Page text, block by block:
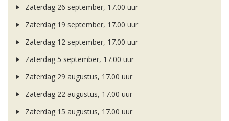
Zaterdag 26 september, 17.00 uur
Zaterdag 19 september, 17.00 uur
Zaterdag 12 september, 17.00 uur
Zaterdag 5 september, 17.00 uur
Zaterdag 29 augustus, 17.00 uur
Zaterdag 22 augustus, 17.00 uur
Zaterdag 15 augustus, 17.00 uur